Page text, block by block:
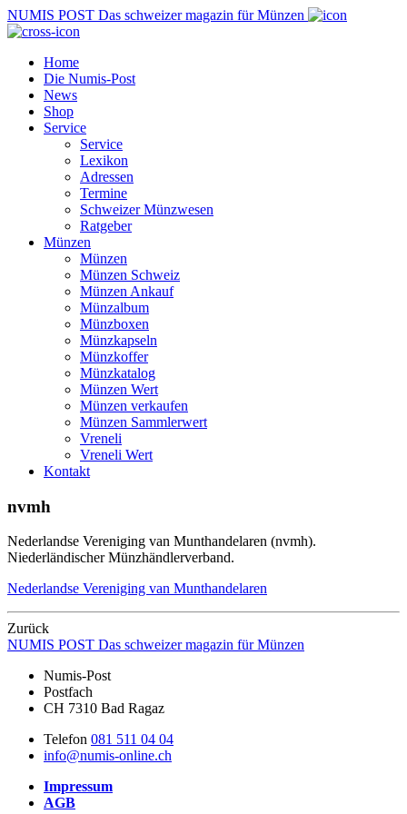
NUMIS POST Das schweizer magazin für Münzen
Home
Die Numis-Post
News
Shop
Service
Service
Lexikon
Adressen
Termine
Schweizer Münzwesen
Ratgeber
Münzen
Münzen
Münzen Schweiz
Münzen Ankauf
Münzalbum
Münzboxen
Münzkapseln
Münzkoffer
Münzkatalog
Münzen Wert
Münzen verkaufen
Münzen Sammlerwert
Vreneli
Vreneli Wert
Kontakt
nvmh
Nederlandse Vereniging van Munthandelaren (nvmh).
Niederländischer Münzhändlerverband.
Nederlandse Vereniging van Munthandelaren
Zurück
NUMIS POST Das schweizer magazin für Münzen
Numis-Post
Postfach
CH 7310 Bad Ragaz
Telefon 081 511 04 04
info@numis-online.ch
Impressum
AGB